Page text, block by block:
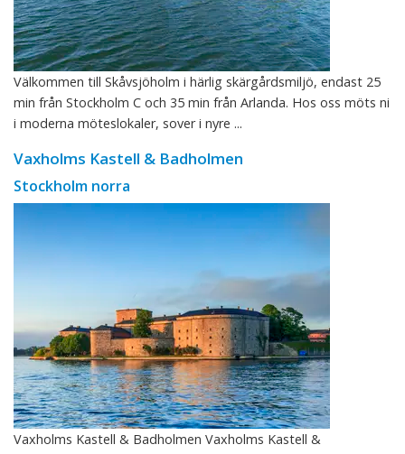
Välkommen till Skåvsjöholm i härlig skärgårdsmiljö, endast 25
min från Stockholm C och 35 min från Arlanda. Hos oss möts ni
i moderna möteslokaler, sover i nyre ...
Vaxholms Kastell & Badholmen
Stockholm norra
Vaxholms Kastell & Badholmen Vaxholms Kastell &